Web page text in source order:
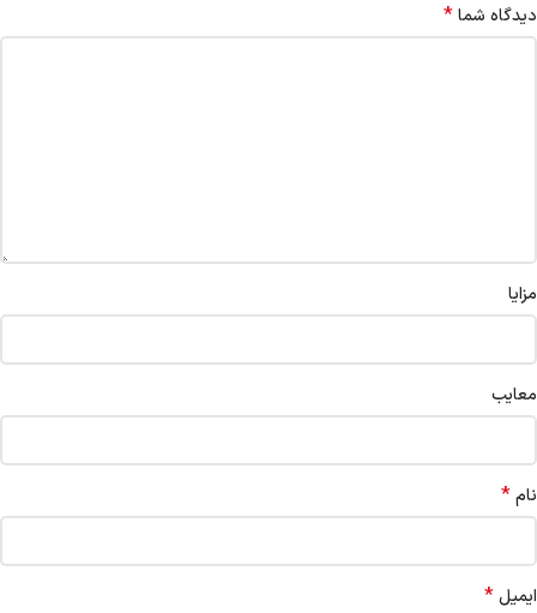
دیدگاه شما*
مزایا
معایب
نام*
ایمیل*